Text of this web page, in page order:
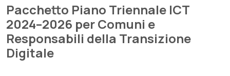
Pacchetto Piano Triennale ICT
2024–2026 per Comuni e
Responsabili della Transizione
Digitale